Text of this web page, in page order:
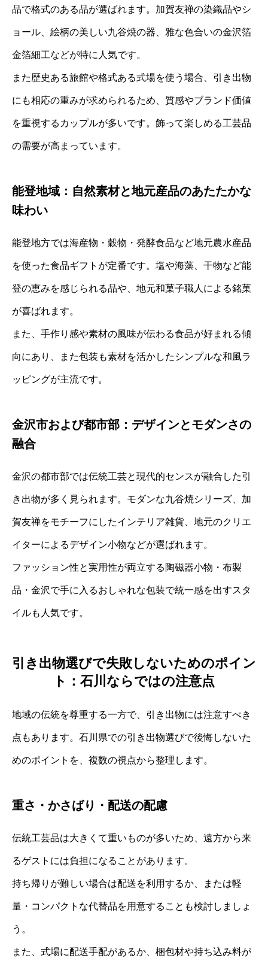
品で格式のある品が選ばれます。加賀友禅の染織品やシ
ョール、絵柄の美しい九谷焼の器、雅な色合いの金沢箔
金箔細工などが特に人気です。
また歴史ある旅館や格式ある式場を使う場合、引き出物
にも相応の重みが求められるため、質感やブランド価値
を重視するカップルが多いです。飾って楽しめる工芸品
の需要が高まっています。
能登地域：自然素材と地元産品のあたたかな
味わい
能登地方では海産物・穀物・発酵食品など地元農水産品
を使った食品ギフトが定番です。塩や海藻、干物など能
登の恵みを感じられる品や、地元和菓子職人による銘菓
が喜ばれます。
また、手作り感や素材の風味が伝わる食品が好まれる傾
向にあり、また包装も素材を活かしたシンプルな和風ラ
ッピングが主流です。
金沢市および都市部：デザインとモダンさの
融合
金沢の都市部では伝統工芸と現代的センスが融合した引
き出物が多く見られます。モダンな九谷焼シリーズ、加
賀友禅をモチーフにしたインテリア雑貨、地元のクリエ
イターによるデザイン小物などが選ばれます。
ファッション性と実用性が両立する陶磁器小物・布製
品・金沢で手に入るおしゃれな包装で統一感を出すスタ
イルも人気です。
引き出物選びで失敗しないためのポイン
ト：石川ならではの注意点
地域の伝統を尊重する一方で、引き出物には注意すべき
点もあります。石川県での引き出物選びで後悔しないた
めのポイントを、複数の視点から整理します。
重さ・かさばり・配送の配慮
伝統工芸品は大きくて重いものが多いため、遠方から来
るゲストには負担になることがあります。
持ち帰りが難しい場合は配送を利用するか、または軽
量・コンパクトな代替品を用意することも検討しましょ
う。
また、式場に配送手配があるか、梱包材や持ち込み料が